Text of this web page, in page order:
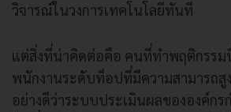
วิจารณ์ในวงการเทคโนโลยีทันที
แต่สิ่งที่น่าคิดต่อคือ คนที่ทำพฤติกรร
พนักงานระดับท็อปที่มีความสามารถสู
อย่างดีว่าระบบประเมินผลขององค์กร